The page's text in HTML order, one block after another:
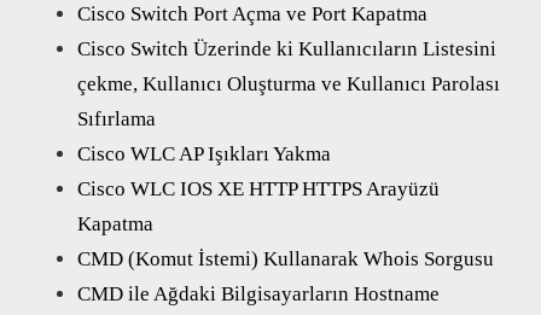
Cisco Switch Port Açma ve Port Kapatma
Cisco Switch Üzerinde ki Kullanıcıların Listesini
çekme, Kullanıcı Oluşturma ve Kullanıcı Parolası
Sıfırlama
Cisco WLC AP Işıkları Yakma
Cisco WLC IOS XE HTTP HTTPS Arayüzü
Kapatma
CMD (Komut İstemi) Kullanarak Whois Sorgusu
CMD ile Ağdaki Bilgisayarların Hostname